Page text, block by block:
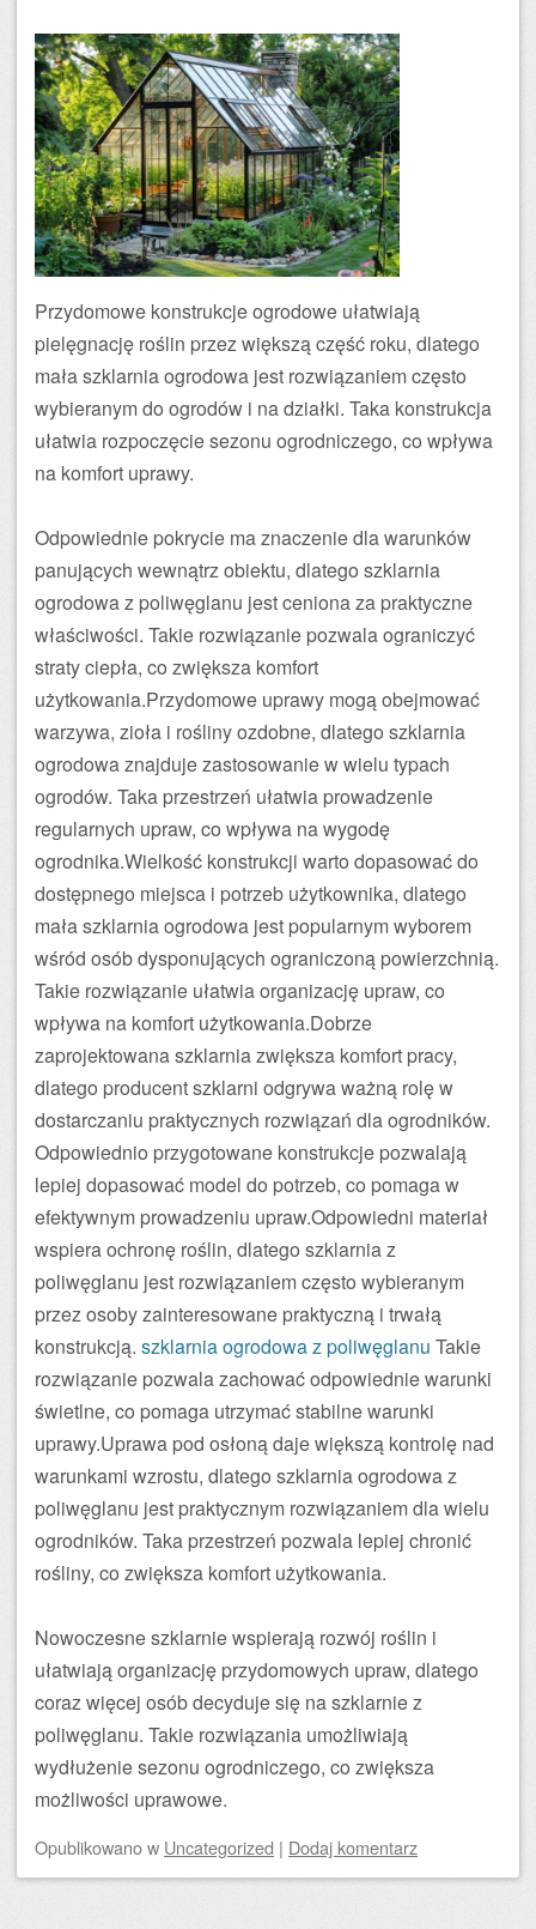
Przydomowe konstrukcje ogrodowe ułatwiają
pielęgnację roślin przez większą część roku, dlatego
mała szklarnia ogrodowa jest rozwiązaniem często
wybieranym do ogrodów i na działki. Taka konstrukcja
ułatwia rozpoczęcie sezonu ogrodniczego, co wpływa
na komfort uprawy.
Odpowiednie pokrycie ma znaczenie dla warunków
panujących wewnątrz obiektu, dlatego szklarnia
ogrodowa z poliwęglanu jest ceniona za praktyczne
właściwości. Takie rozwiązanie pozwala ograniczyć
straty ciepła, co zwiększa komfort
użytkowania.Przydomowe uprawy mogą obejmować
warzywa, zioła i rośliny ozdobne, dlatego szklarnia
ogrodowa znajduje zastosowanie w wielu typach
ogrodów. Taka przestrzeń ułatwia prowadzenie
regularnych upraw, co wpływa na wygodę
ogrodnika.Wielkość konstrukcji warto dopasować do
dostępnego miejsca i potrzeb użytkownika, dlatego
mała szklarnia ogrodowa jest popularnym wyborem
wśród osób dysponujących ograniczoną powierzchnią.
Takie rozwiązanie ułatwia organizację upraw, co
wpływa na komfort użytkowania.Dobrze
zaprojektowana szklarnia zwiększa komfort pracy,
dlatego producent szklarni odgrywa ważną rolę w
dostarczaniu praktycznych rozwiązań dla ogrodników.
Odpowiednio przygotowane konstrukcje pozwalają
lepiej dopasować model do potrzeb, co pomaga w
efektywnym prowadzeniu upraw.Odpowiedni materiał
wspiera ochronę roślin, dlatego szklarnia z
poliwęglanu jest rozwiązaniem często wybieranym
przez osoby zainteresowane praktyczną i trwałą
konstrukcją. szklarnia ogrodowa z poliwęglanu Takie
rozwiązanie pozwala zachować odpowiednie warunki
świetlne, co pomaga utrzymać stabilne warunki
uprawy.Uprawa pod osłoną daje większą kontrolę nad
warunkami wzrostu, dlatego szklarnia ogrodowa z
poliwęglanu jest praktycznym rozwiązaniem dla wielu
ogrodników. Taka przestrzeń pozwala lepiej chronić
rośliny, co zwiększa komfort użytkowania.
Nowoczesne szklarnie wspierają rozwój roślin i
ułatwiają organizację przydomowych upraw, dlatego
coraz więcej osób decyduje się na szklarnie z
poliwęglanu. Takie rozwiązania umożliwiają
wydłużenie sezonu ogrodniczego, co zwiększa
możliwości uprawowe.
Opublikowanow Uncategorized | Dodaj komentarz